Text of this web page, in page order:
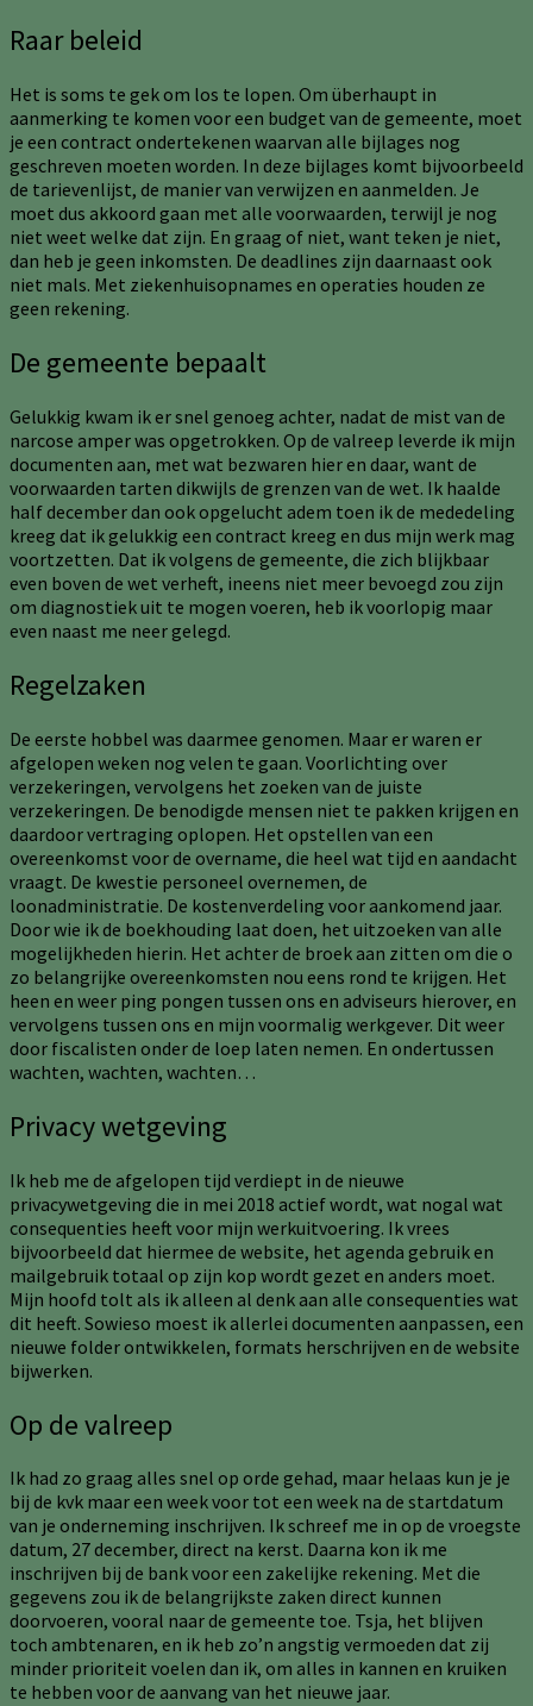
Raar beleid
Het is soms te gek om los te lopen. Om überhaupt in
aanmerking te komen voor een budget van de gemeente, moet
je een contract ondertekenen waarvan alle bijlages nog
geschreven moeten worden. In deze bijlages komt bijvoorbeeld
de tarievenlijst, de manier van verwijzen en aanmelden. Je
moet dus akkoord gaan met alle voorwaarden, terwijl je nog
niet weet welke dat zijn. En graag of niet, want teken je niet,
dan heb je geen inkomsten. De deadlines zijn daarnaast ook
niet mals. Met ziekenhuisopnames en operaties houden ze
geen rekening.
De gemeente bepaalt
Gelukkig kwam ik er snel genoeg achter, nadat de mist van de
narcose amper was opgetrokken. Op de valreep leverde ik mijn
documenten aan, met wat bezwaren hier en daar, want de
voorwaarden tarten dikwijls de grenzen van de wet. Ik haalde
half december dan ook opgelucht adem toen ik de mededeling
kreeg dat ik gelukkig een contract kreeg en dus mijn werk mag
voortzetten. Dat ik volgens de gemeente, die zich blijkbaar
even boven de wet verheft, ineens niet meer bevoegd zou zijn
om diagnostiek uit te mogen voeren, heb ik voorlopig maar
even naast me neer gelegd.
Regelzaken
De eerste hobbel was daarmee genomen. Maar er waren er
afgelopen weken nog velen te gaan. Voorlichting over
verzekeringen, vervolgens het zoeken van de juiste
verzekeringen. De benodigde mensen niet te pakken krijgen en
daardoor vertraging oplopen. Het opstellen van een
overeenkomst voor de overname, die heel wat tijd en aandacht
vraagt. De kwestie personeel overnemen, de
loonadministratie. De kostenverdeling voor aankomend jaar.
Door wie ik de boekhouding laat doen, het uitzoeken van alle
mogelijkheden hierin. Het achter de broek aan zitten om die o
zo belangrijke overeenkomsten nou eens rond te krijgen. Het
heen en weer ping pongen tussen ons en adviseurs hierover, en
vervolgens tussen ons en mijn voormalig werkgever. Dit weer
door fiscalisten onder de loep laten nemen. En ondertussen
wachten, wachten, wachten…
Privacy wetgeving
Ik heb me de afgelopen tijd verdiept in de nieuwe
privacywetgeving die in mei 2018 actief wordt, wat nogal wat
consequenties heeft voor mijn werkuitvoering. Ik vrees
bijvoorbeeld dat hiermee de website, het agenda gebruik en
mailgebruik totaal op zijn kop wordt gezet en anders moet.
Mijn hoofd tolt als ik alleen al denk aan alle consequenties wat
dit heeft. Sowieso moest ik allerlei documenten aanpassen, een
nieuwe folder ontwikkelen, formats herschrijven en de website
bijwerken.
Op de valreep
Ik had zo graag alles snel op orde gehad, maar helaas kun je je
bij de kvk maar een week voor tot een week na de startdatum
van je onderneming inschrijven. Ik schreef me in op de vroegste
datum, 27 december, direct na kerst. Daarna kon ik me
inschrijven bij de bank voor een zakelijke rekening. Met die
gegevens zou ik de belangrijkste zaken direct kunnen
doorvoeren, vooral naar de gemeente toe. Tsja, het blijven
toch ambtenaren, en ik heb zo’n angstig vermoeden dat zij
minder prioriteit voelen dan ik, om alles in kannen en kruiken
te hebben voor de aanvang van het nieuwe jaar.